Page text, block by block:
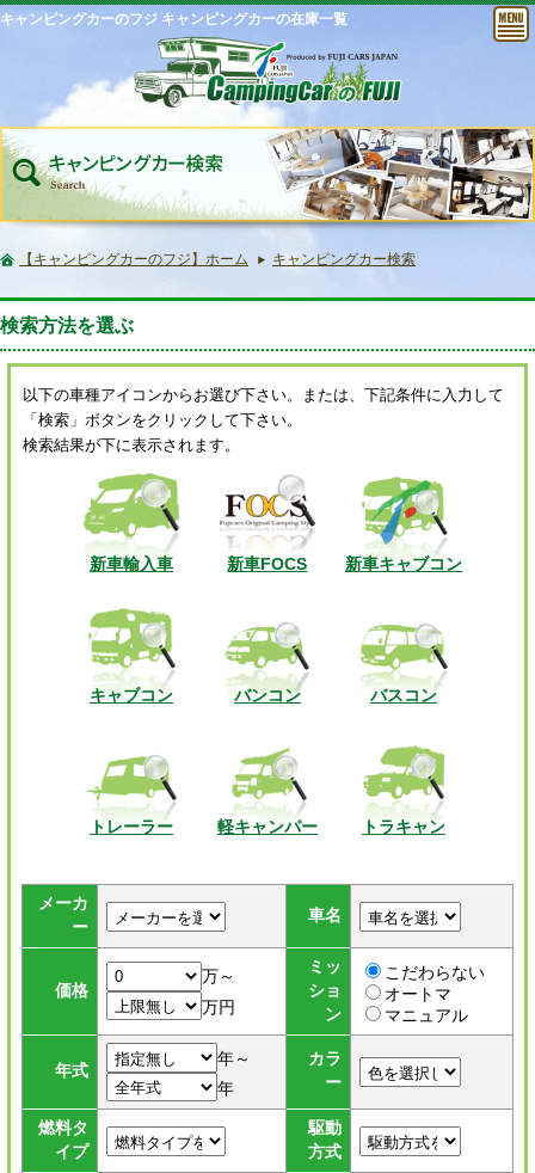
キャンピングカーのフジ キャンピングカーの在庫一覧
【キャンピングカーのフジ】ホーム キャンピングカー検索
検索方法を選ぶ
以下の車種アイコンからお選び下さい。または、下記条件に入力して
「検索」ボタンをクリックして下さい。
検索結果が下に表示されます。
新車輸入車 新車FOCS 新車キャブコン
キャブコン バンコン バスコン
トレーラー 軽キャンパー トラキャン
メーカ
ー
車名
価格
万～
万円
ミッ
ショ
ン
こだわらない
オートマ
マニュアル
年式
年～
年
カラ
ー
燃料タ
イプ
駆動
方式